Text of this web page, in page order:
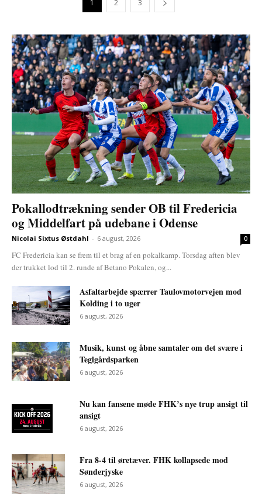
1 2 3
Pokallodtrækning sender OB til Fredericia
og Middelfart på udebane i Odense
Nicolai Sixtus Østdahl - 6 august, 2026 0
FC Fredericia kan se frem til et brag af en pokalkamp. Torsdag aften blev
der trukket lod til 2. runde af Betano Pokalen, og...
Asfaltarbejde spærrer Taulovmotorvejen mod
Kolding i to uger
6 august, 2026
Musik, kunst og åbne samtaler om det svære i
Teglgårdsparken
6 august, 2026
Nu kan fansene møde FHK’s nye trup ansigt til
ansigt
6 august, 2026
Fra 8-4 til øretæver. FHK kollapsede mod
Sønderjyske
6 august, 2026